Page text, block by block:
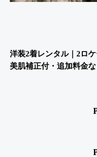
洋装2着レンタル｜2ロ
美肌補正付・追加料金な